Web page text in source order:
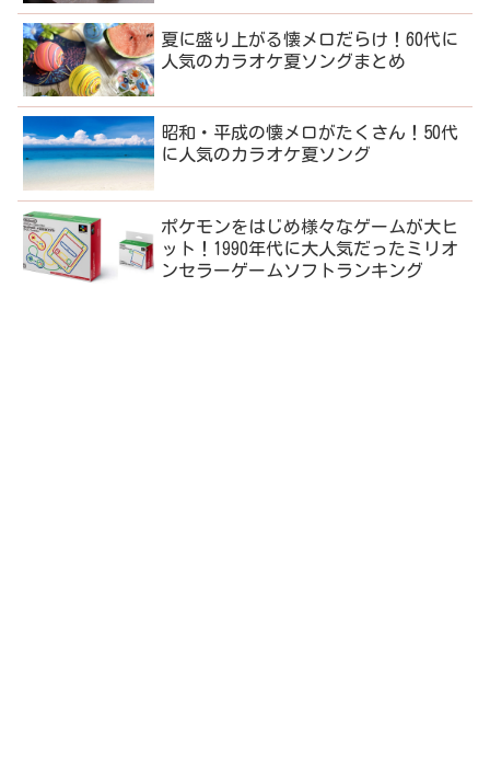
夏に盛り上がる懐メロだらけ！60代に
人気のカラオケ夏ソングまとめ
昭和・平成の懐メロがたくさん！50代
に人気のカラオケ夏ソング
ポケモンをはじめ様々なゲームが大ヒ
ット！1990年代に大人気だったミリオ
ンセラーゲームソフトランキング